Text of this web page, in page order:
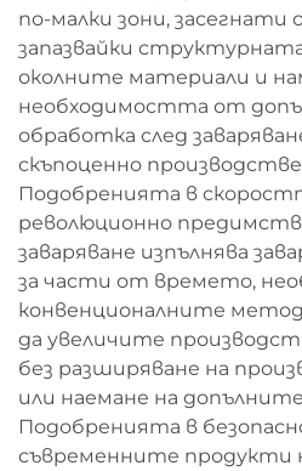
по-малки зони,
запазвайки
околните материали и
необходимостта от
обработка след
скъпоценно
Подобренията в
революционно
заваряване изпълнява
за части от времето,
конвенционалните
да увеличите
без разширяване на
или наемане на
Подобренията в
съвременните продукти